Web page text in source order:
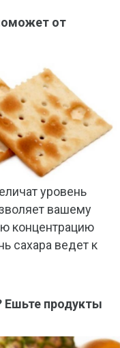
от
уровень
вашему
концентрацию
сахара ведет к
Ешьте продукты